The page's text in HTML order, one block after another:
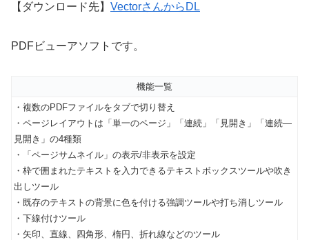
【ダウンロード先】 VectorさんからDL
PDFビューアソフトです。
機能一覧
・複数のPDFファイルをタブで切り替え
・ページレイアウトは「単一のページ」「連続」「見開き」「連続―
見開き」の4種類
・「ページサムネイル」の表示/非表示を設定
・枠で囲まれたテキストを入力できるテキストボックスツールや吹き
出しツール
・既存のテキストの背景に色を付ける強調ツールや打ち消しツール
・下線付けツール
・矢印、直線、四角形、楕円、折れ線などのツール